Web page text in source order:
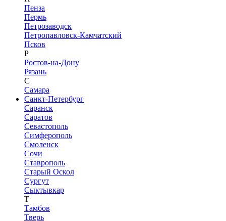
Пенза
Пермь
Петрозаводск
Петропавловск-Камчатский
Псков
Р
Ростов-на-Дону
Рязань
С
Самара
Санкт-Петербург
Саранск
Саратов
Севастополь
Симферополь
Смоленск
Сочи
Ставрополь
Старый Оскол
Сургут
Сыктывкар
Т
Тамбов
Тверь